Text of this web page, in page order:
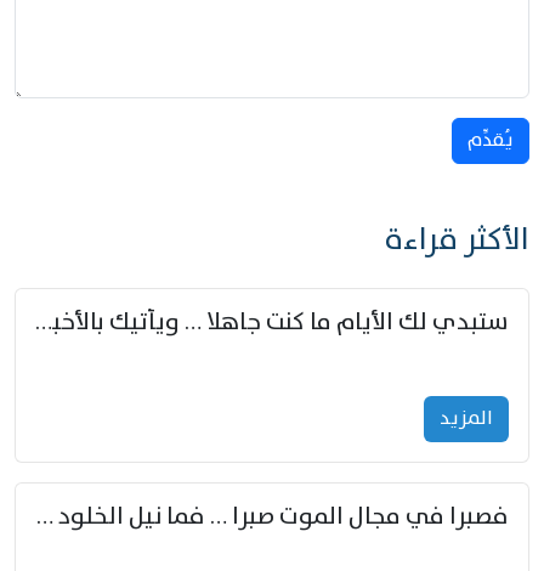
يُقدِّم
الأكثر قراءة
ستبدي لك الأيام ما كنت جاهلا … ويأتيك بالأخبار من لم تزوّد
المزید
فصبرا في مجال الموت صبرا … فما نيل الخلود بمستطاع